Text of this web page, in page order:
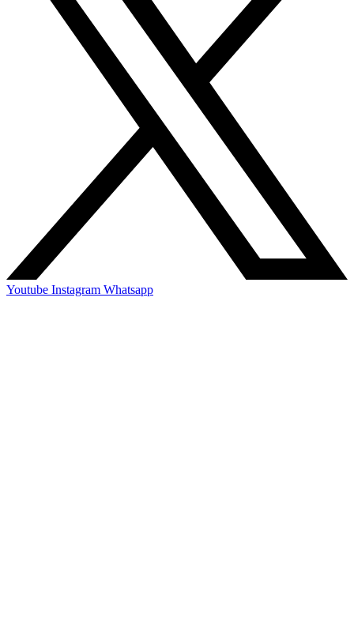
Youtube Instagram Whatsapp